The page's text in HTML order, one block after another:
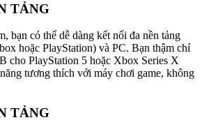
TẢNG
bạn có thể dễ dàng kết nối đa nền tảng
hoặc PlayStation) và PC. Bạn thậm chí
cho PlayStation 5 hoặc Xbox Series X
tương thích với máy chơi game, không
TẢNG